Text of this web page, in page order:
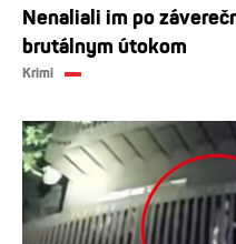
Nenaliali im po
brutálnym útokom
Krimi